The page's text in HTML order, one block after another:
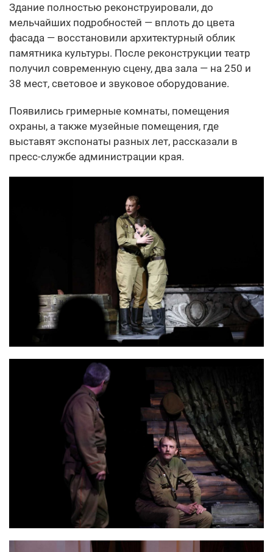
Здание полностью реконструировали, до
мельчайших подробностей — вплоть до цвета
фасада — восстановили архитектурный облик
памятника культуры. После реконструкции театр
получил современную сцену, два зала — на 250 и
38 мест, световое и звуковое оборудование.
Появились гримерные комнаты, помещения
охраны, а также музейные помещения, где
выставят экспонаты разных лет, рассказали в
пресс-службе администрации края.